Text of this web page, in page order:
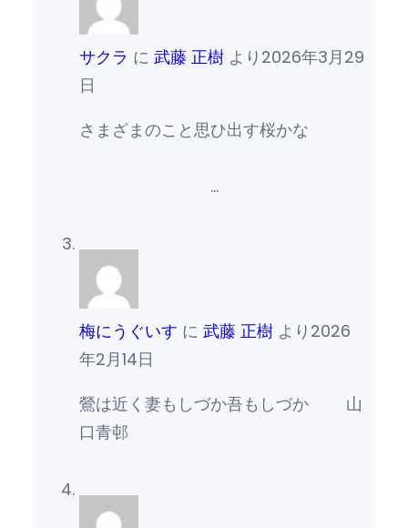
サクラ に 武藤 正樹より 2026年3月29
日
さまざまのこと思ひ出す桜かな
…
梅にうぐいす に 武藤 正樹より 2026
年2月14日
鶯は近く妻もしづか吾もしづか 山
口青邨